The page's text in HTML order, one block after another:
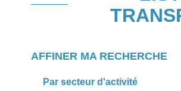
AFFINER MA RECHERCHE
Par secteur d'activité